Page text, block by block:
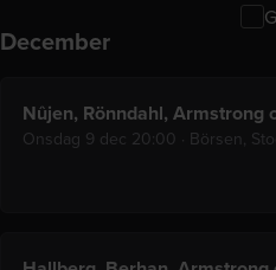
Visar
December
Nûjen, Rönndahl, Armstrong
Onsdag 9 dec 20:00 · Börsen,